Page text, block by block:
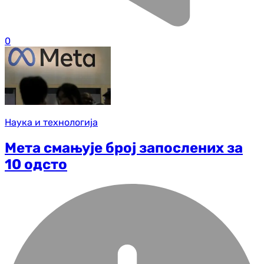
0
Наука и технологија
Мета смањује број запослених за
10 одсто